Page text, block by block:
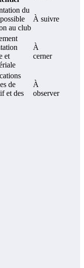
du
au club
À suivre
et
À
cerner
de
et des
À
observer